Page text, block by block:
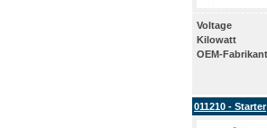
Voltage
Kilowatt
OEM-Fabrikant
011210 - Starter